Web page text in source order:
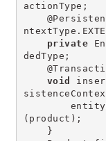
actionType;
private
dedType;
void
(product);
}